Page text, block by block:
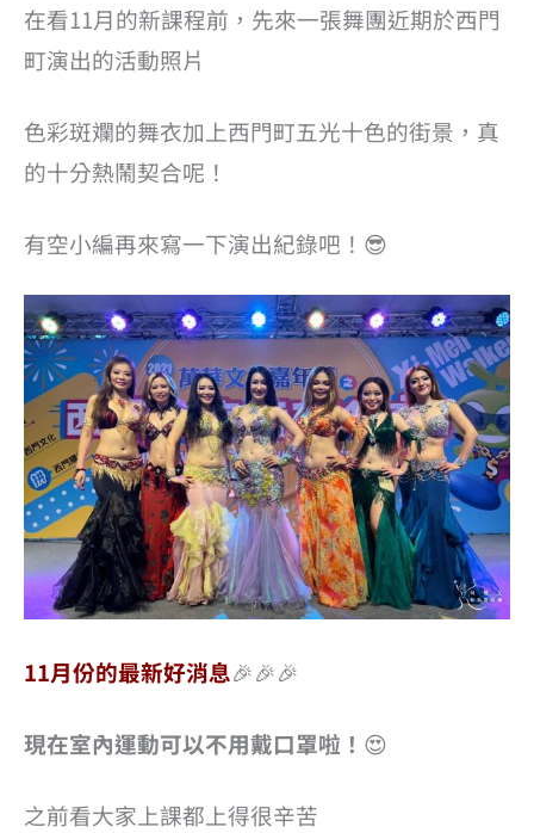
在看11月的新課程前，先來一張舞團近期於西門
町演出的活動照片
色彩斑斕的舞衣加上西門町五光十色的街景，真
的十分熱鬧契合呢！
有空小編再來寫一下演出紀錄吧！😎
11月份的最新好消息🎉🎉🎉
現在室內運動可以不用戴口罩啦！ 😍
之前看大家上課都上得很辛苦